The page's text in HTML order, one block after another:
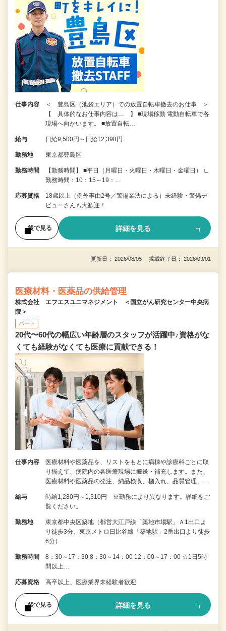
仕事内容
＜ 豊島区（池袋エリア）での放置自転車撤去のお仕事 ＞
【 具体的なお仕事内容は… 】 ■現場移動 電動自転車で各
現場へ向かいます。 ■放置自転…
給与 日給9,500円～日給12,398円
勤務地 東京都豊島区
勤務時間
【勤務時間】 ■平日（月曜日・火曜日・木曜日・金曜日） ∟
勤務時間：10：15～19：…
応募資格
18歳以上（例外事由2号／警備業法による）未経験・警備デ
ビューさんも大歓迎！
後で見る 詳細を見る
更新日： 2026/08/05 掲載終了日： 2026/09/01
医療材料・医薬品の供給管理
株式会社 エフエスユニマネジメント ＜国立がん研究センター中央病
院＞
パート
20代〜60代の幅広い年齢層のスタッフが活躍中♪資格がな
くても経験がなくても医療に貢献できる！
仕事内容
医療材料や医薬品を、リストをもとに病棟や診療科ごとに取
り揃えて、病院内の各医療現場に搬送・補充します。また、
医療材料や医薬品の発注、納品検収、棚入れ、品質管理、…
給与
時給1,280円～1,310円 ※勤務により異なります。詳細をご
覧ください。
勤務地
東京都中央区築地（都営大江戸線「築地市場駅」Ａ1出口よ
り徒歩3分、東京メトロ日比谷線「築地駅」2番出口より徒歩
6分）
勤務時間
8：30～17：30 8：30～14：00 12：00～17：00 ☆1日5時
間以上…
応募資格 高卒以上、医療業界未経験者歓迎
後で見る 詳細を見る